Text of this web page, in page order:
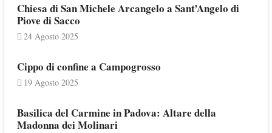
Chiesa di San Michele Arcangelo a Sant’Angelo di
Piove di Sacco
24 Agosto 2025
Cippo di confine a Campogrosso
19 Agosto 2025
Basilica del Carmine in Padova: Altare della
Madonna dei Molinari